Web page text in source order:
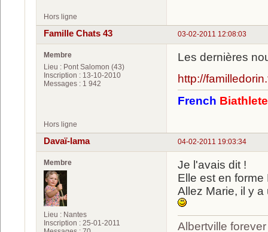
Hors ligne
03-02-2011 12:08:03
Famille Chats 43
Membre
Lieu : Pont Salomon (43)
Inscription : 13-10-2010
Messages : 1 942
Les dernières
http://
French
Hors ligne
04-02-2011 19:03:34
Davaï-lama
Membre
Lieu : Nantes
Inscription : 25-01-2011
Je l'avais dit !
Elle est en forme
Allez Marie, il y
Albertville